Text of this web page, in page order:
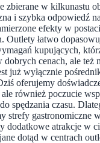
zbierane w kilkunastu
i szybka odpowiedź
efekty w
Outlety łatwo
kupujących,
cenach, ale też
już wyłącznie
oferujemy
również poczucie
spędzania czasu.
strefy gastronomiczne
dodatkowe atrakcje w
dotąd w centrach